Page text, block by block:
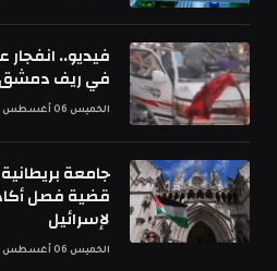
فيديو..
في ريف دمشق
الخميس 06 أغسطس 8:20 م
جامعة
قضية فصل
لإسرائيل
الخميس 06 أغسطس 8:14 م